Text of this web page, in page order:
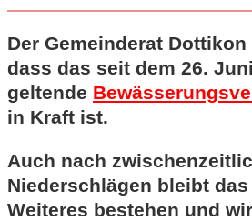
Der Gemeinderat
dass das seit dem 26.
geltende
in Kraft ist.
Auch nach
Niederschlägen bleibt
Weiteres bestehen und